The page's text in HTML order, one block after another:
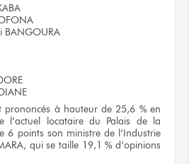
BANGOURA
prononcés à hauteur de 25,6 % en
l’actuel locataire du Palais de la
6 points son ministre de l’Industrie
qui se taille 19,1 % d’opinions